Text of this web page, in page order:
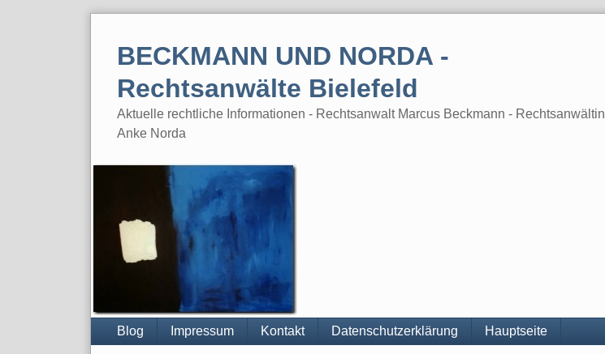
BECKMANN UND NORDA -
Rechtsanwälte Bielefeld
Aktuelle rechtliche Informationen - Rechtsanwalt Marcus Beckmann - Rechtsanwältin
Anke Norda
Blog Impressum Kontakt Datenschutzerklärung Hauptseite